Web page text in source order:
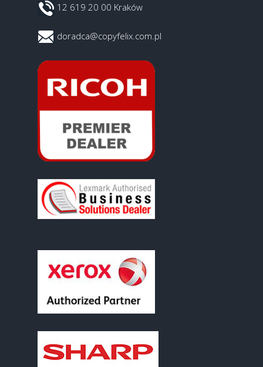
12 619 20 00 Kraków
doradca@copyfelix.com.pl